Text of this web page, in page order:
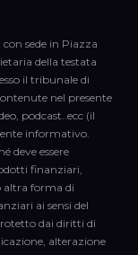
sede in Piazza
della testata
il tribunale di
nel presente
podcast..ecc (il
informativo.
deve essere
finanziari,
altra forma di
ai sensi del
dai diritti di
alterazione